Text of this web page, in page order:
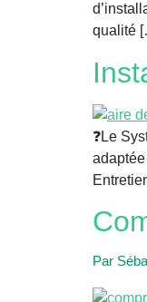
qualité
❓Le
Par